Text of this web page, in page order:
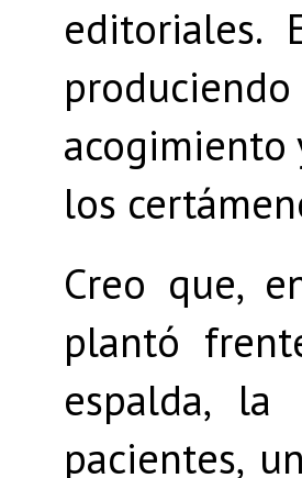
acogimiento
los
Creo que,
plantó
espalda,
pacientes,